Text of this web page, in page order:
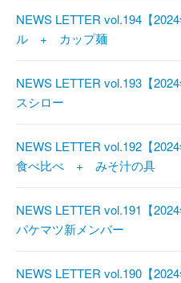
NEWS LETTER vol.194【
ル + カップ麺
NEWS LETTER vol.193【
スシロー
NEWS LETTER vol.192【
食べ比べ + みそ汁の具
NEWS LETTER vol.191【
パケマツ新メンバー
NEWS LETTER vol.190【